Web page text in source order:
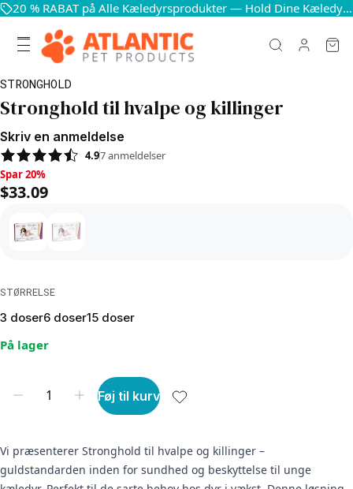
20 % RABAT på Alle Kæledyrsprodukter — Hold Dine Kæledyr Glade og Sunde
STRONGHOLD
Stronghold til hvalpe og killinger
Skriv en anmeldelse
4.97anmeldelser
Spar 20%, $33.09
Spar 20%
$33.09
STØRRELSE
3 doser6 doser15 doser
På lager
Føj til kurv
Vi præsenterer Stronghold til hvalpe og killinger –
guldstandarden inden for sundhed og beskyttelse til unge